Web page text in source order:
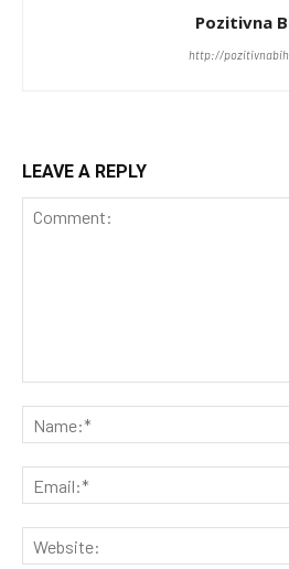
Pozitivna
http://
LEAVE A REPLY